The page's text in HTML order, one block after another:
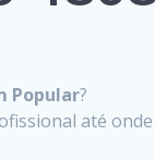
Popular?
até